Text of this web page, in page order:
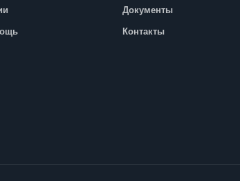
Документы
Контакты